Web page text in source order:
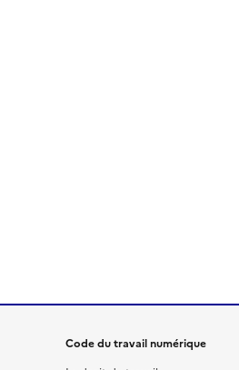
Code du travail numérique